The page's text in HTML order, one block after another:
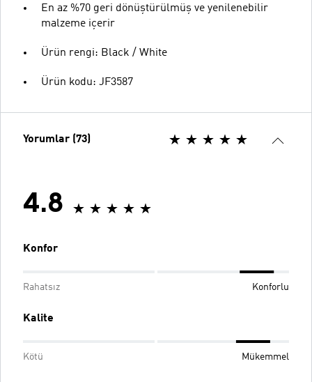
En az %70 geri dönüştürülmüş ve yenilenebilir
malzeme içerir
Ürün rengi: Black / White
Ürün kodu: JF3587
Yorumlar (73)
4.8
Konfor
Rahatsız Konforlu
Kalite
Kötü Mükemmel